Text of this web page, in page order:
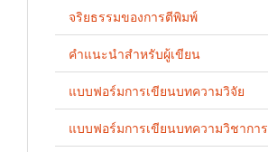
จริยธรรมของการตีพิมพ์
คำแนะนำสำหรับผู้เขียน
แบบฟอร์มการเขียนบทความวิจัย
แบบฟอร์มการเขียนบทความวิชาการ